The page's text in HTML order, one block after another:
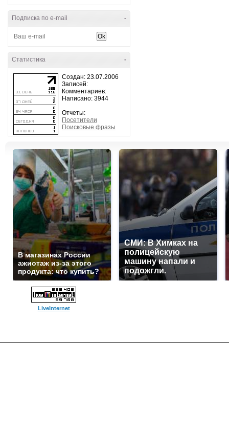
-
Подписка по e-mail
-
Статистика
Создан: 23.07.2006
Записей:
Комментариев:
Написано: 3944
Отчеты:
Посетители
Поисковые фразы
В магазинах России
ажиотаж из-за этого
продукта: что купить?
СМИ: В Химках на
полицейскую
машину напали и
подожгли.
LiveInternet